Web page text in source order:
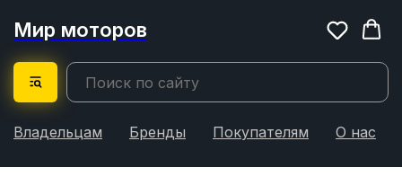
Мир моторов
Владельцам Бренды Покупателям О нас